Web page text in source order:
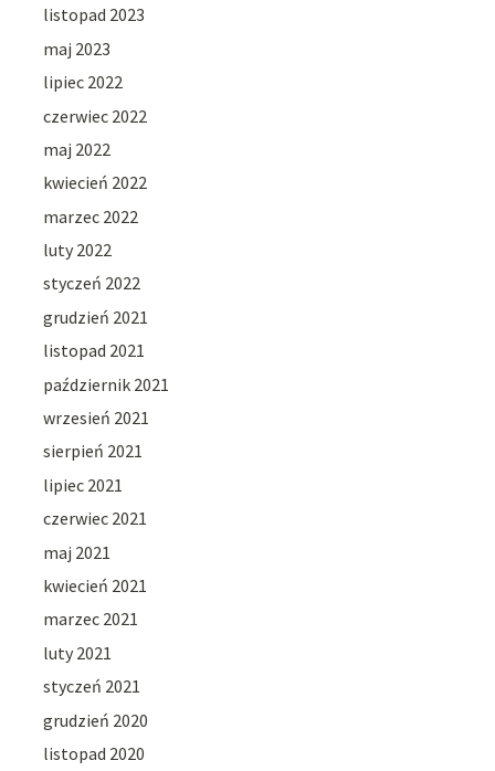
listopad 2023
maj 2023
lipiec 2022
czerwiec 2022
maj 2022
kwiecień 2022
marzec 2022
luty 2022
styczeń 2022
grudzień 2021
listopad 2021
październik 2021
wrzesień 2021
sierpień 2021
lipiec 2021
czerwiec 2021
maj 2021
kwiecień 2021
marzec 2021
luty 2021
styczeń 2021
grudzień 2020
listopad 2020